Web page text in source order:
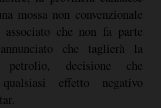
mossa non convenzionale
che non fa parte
che taglierà la
decisione che
qualsiasi effetto negativo